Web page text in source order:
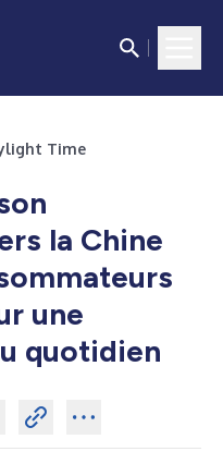
Time
la Chine
une
quotidien